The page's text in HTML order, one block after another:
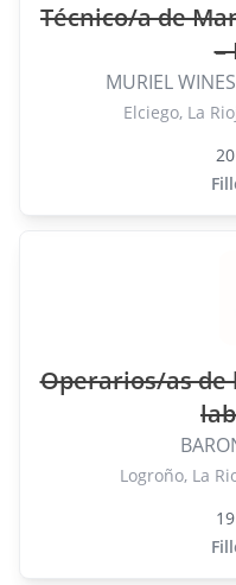
Técnico/a de
–
MURIEL
Elciego, La
Operarios/as de
Logroño, La